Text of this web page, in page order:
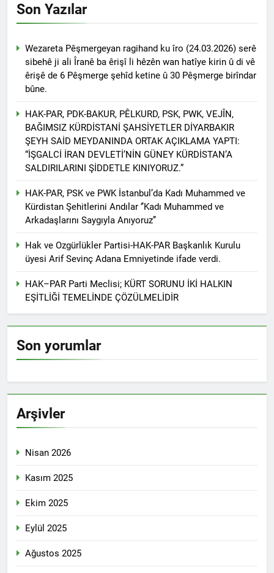
Son Yazılar
Wezareta Pêşmergeyan ragihand ku îro (24.03.2026) serê
sibehê ji ali Îranê ba êrişî li hêzên wan hatîye kirin û di vê
êrişê de 6 Pêşmerge şehîd ketine û 30 Pêşmerge birîndar
bûne.
HAK-PAR, PDK-BAKUR, PÊLKURD, PSK, PWK, VEJÎN,
BAĞIMSIZ KÜRDİSTANİ ŞAHSİYETLER DİYARBAKIR
ŞEYH SAİD MEYDANINDA ORTAK AÇIKLAMA YAPTI:
“İŞGALCİ İRAN DEVLETİ’NİN GÜNEY KÜRDİSTAN’A
SALDIRILARINI ŞİDDETLE KINIYORUZ.”
HAK-PAR, PSK ve PWK İstanbul’da Kadı Muhammed ve
Kürdistan Şehitlerini Andılar ‘’Kadı Muhammed ve
Arkadaşlarını Saygıyla Anıyoruz’’
Hak ve Ozgürlükler Partisi-HAK-PAR Başkanlık Kurulu
üyesi Arif Sevinç Adana Emniyetinde ifade verdi.
HAK–PAR Parti Meclisi; KÜRT SORUNU İKİ HALKIN
EŞİTLİĞİ TEMELİNDE ÇÖZÜLMELİDİR
Son yorumlar
Arşivler
Nisan 2026
Kasım 2025
Ekim 2025
Eylül 2025
Ağustos 2025